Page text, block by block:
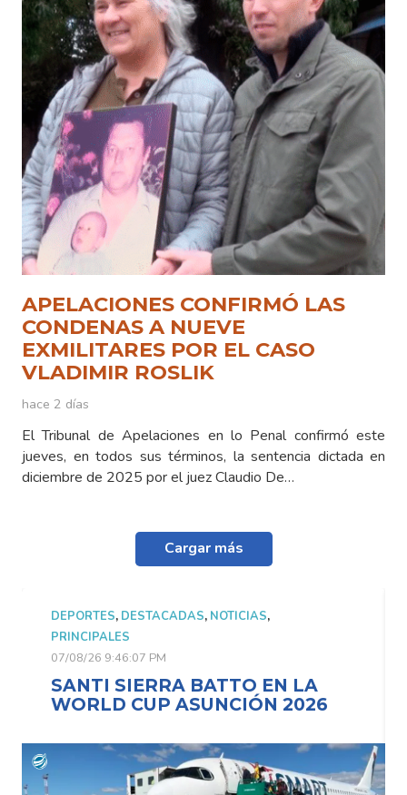
APELACIONES CONFIRMÓ LAS
CONDENAS A NUEVE
EXMILITARES POR EL CASO
VLADIMIR ROSLIK
hace 2 días
El Tribunal de Apelaciones en lo Penal confirmó este
jueves, en todos sus términos, la sentencia dictada en
diciembre de 2025 por el juez Claudio De…
Cargar más
DEPORTES, DESTACADAS, NOTICIAS,
PRINCIPALES
07/08/26 9:46:07 PM
SANTI SIERRA BATTO EN LA
WORLD CUP ASUNCIÓN 2026